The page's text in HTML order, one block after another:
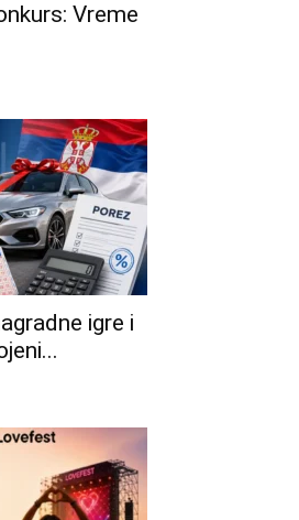
Vreme
igre i